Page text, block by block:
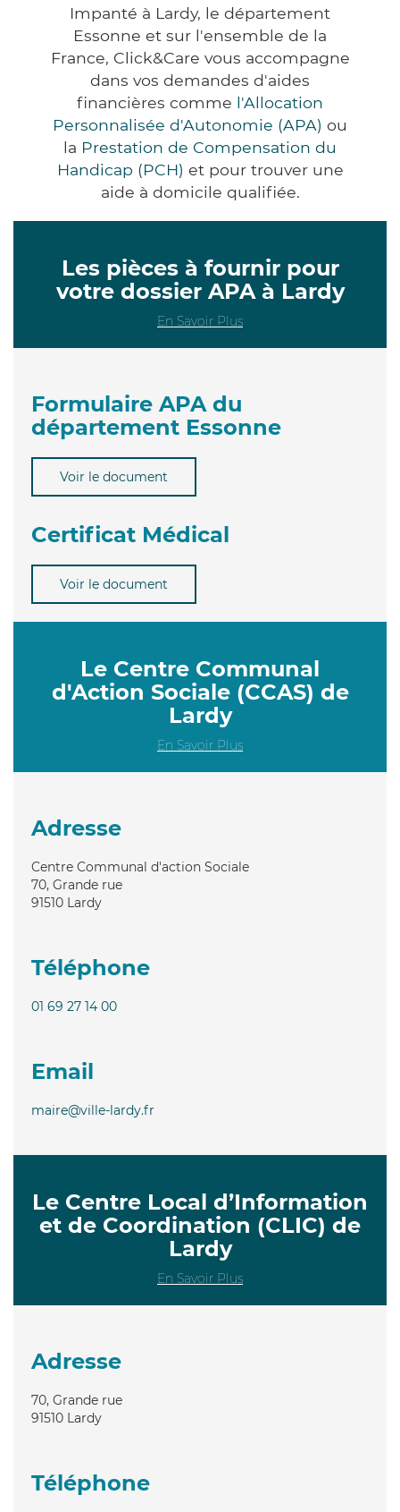
Impanté à Lardy, le département
Essonne et sur l'ensemble de la
France, Click&Care vous accompagne
dans vos demandes d'aides
financières comme l'Allocation
Personnalisée d'Autonomie (APA) ou
la Prestation de Compensation du
Handicap (PCH) et pour trouver une
aide à domicile qualifiée.
Les pièces à fournir pour
votre dossier APA à Lardy
En Savoir Plus
Formulaire APA du
département Essonne
Voir le document
Certificat Médical
Voir le document
Le Centre Communal
d'Action Sociale (CCAS) de
Lardy
En Savoir Plus
Adresse
Centre Communal d'action Sociale
70, Grande rue
91510 Lardy
Téléphone
01 69 27 14 00
Email
maire@ville-lardy.fr
Le Centre Local d’Information
et de Coordination (CLIC) de
Lardy
En Savoir Plus
Adresse
70, Grande rue
91510 Lardy
Téléphone